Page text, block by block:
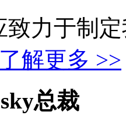
致力于制
了解更多 >>
总裁